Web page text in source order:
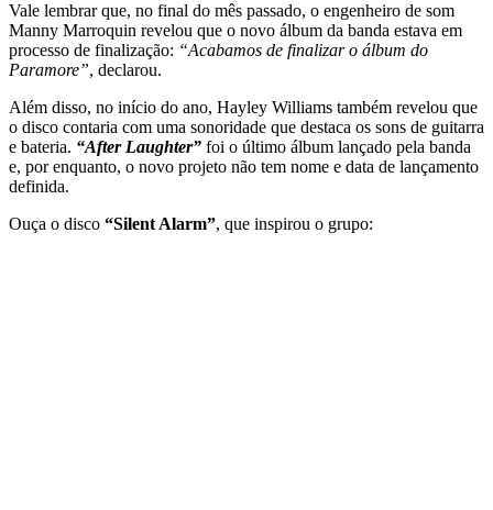
Vale lembrar que, no final do mês passado, o engenheiro de som
Manny Marroquin revelou que o novo álbum da banda estava em
processo de finalização: “Acabamos de finalizar o álbum do
Paramore”, declarou.
Além disso, no início do ano, Hayley Williams também revelou que
o disco contaria com uma sonoridade que destaca os sons de guitarra
e bateria. “After Laughter” foi o último álbum lançado pela banda
e, por enquanto, o novo projeto não tem nome e data de lançamento
definida.
Ouça o disco “Silent Alarm”, que inspirou o grupo: